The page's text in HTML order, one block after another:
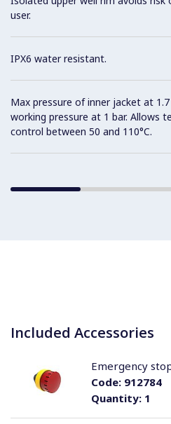
user.
IPX6 water resistant.
Max pressure of inner jacket at
working pressure at 1 bar. Allows
control between 50 and 110°C.
Included Accessories
Quantity:1
Code:912784
Emergency